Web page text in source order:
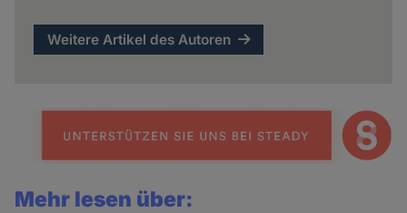
Weitere Artikel des Autoren
Mehr lesen über: